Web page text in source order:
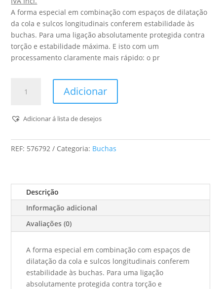
A forma especial em combinação com espaços de dilatação
da cola e sulcos longitudinais conferem estabilidade às
buchas. Para uma ligação absolutamente protegida contra
torção e estabilidade máxima. E isto com um
processamento claramente mais rápido: o pr
DOMINO
de
faia
128
Adicionar
Adicionar á lista de desejos
REF: 576792 Categoria: Buchas
Descrição
Informação adicional
Avaliações (0)
A forma especial em combinação com espaços de
dilatação da cola e sulcos longitudinais conferem
estabilidade às buchas. Para uma ligação
absolutamente protegida contra torção e